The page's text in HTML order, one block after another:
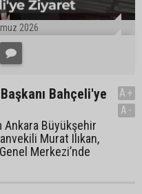
2026
Bahçeli'ye
Büyükşehir
Murat Ilıkan,
Merkezi’nde
A+
A-